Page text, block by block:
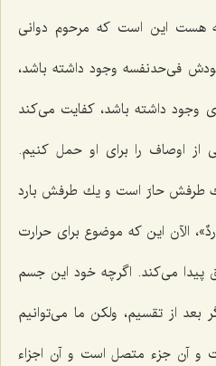
هست این است كه مرحوم دوانى
فى‌حدنفسه وجود داشته باشد،
وجود داشته باشد، کفایت می‌کند
اوصاف را براى او حمل كنیم.
طرفش حارّ است و یك طرفش بارد
»، الآن این که موضوع برای حرارت
مى‌كند. اگرچه خود این جسم
بعد از تقسیم، ولكن ما مى‌توانیم
و آن جزء متصل است و آن اجزاء